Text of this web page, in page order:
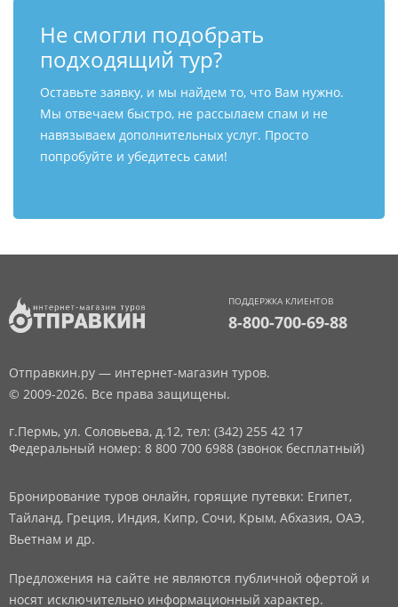
Не смогли подобрать
подходящий тур?
Оставьте заявку, и мы найдем то, что Вам нужно.
Мы отвечаем быстро, не рассылаем спам и не
навязываем дополнительных услуг. Просто
попробуйте и убедитесь сами!
ПОДДЕРЖКА КЛИЕНТОВ
8-800-700-69-88
Отправкин.ру — интернет-магазин туров.
© 2009-2026. Все права защищены.
г.Пермь, ул. Соловьева, д.12, тел: (342) 255 42 17
Федеральный номер: 8 800 700 6988 (звонок бесплатный)
Бронирование туров онлайн, горящие путевки: Египет,
Тайланд, Греция, Индия, Кипр, Сочи, Крым, Абхазия, ОАЭ,
Вьетнам и др.
Предложения на сайте не являются публичной офертой и
носят исключительно информационный характер.